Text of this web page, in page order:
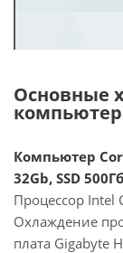
Основные
Компьютер
32Gb, SSD
Процессор Intel
Охлаждение
плата Gigabyte